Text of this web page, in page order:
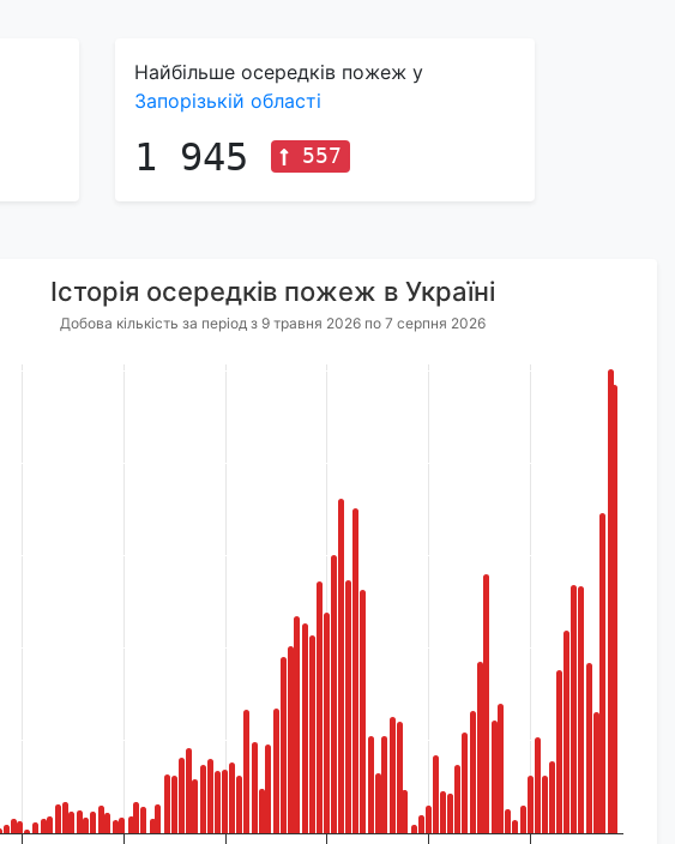
Найбільше осередків пожеж у
Запорізькій області
1 945 557
Історія осередків пожеж в Україні
Добова кількість за період з 9 травня 2026 по 7 серпня 2026